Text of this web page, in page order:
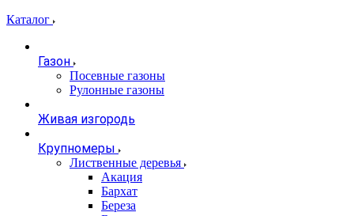
Каталог
Газон
Посевные газоны
Рулонные газоны
Живая изгородь
Крупномеры
Лиственные деревья
Акация
Бархат
Береза